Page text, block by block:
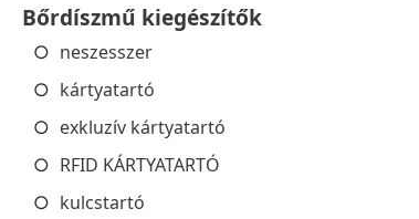
Bőrdíszmű kiegészítők
neszesszer
kártyatartó
exkluzív kártyatartó
RFID KÁRTYATARTÓ
kulcstartó